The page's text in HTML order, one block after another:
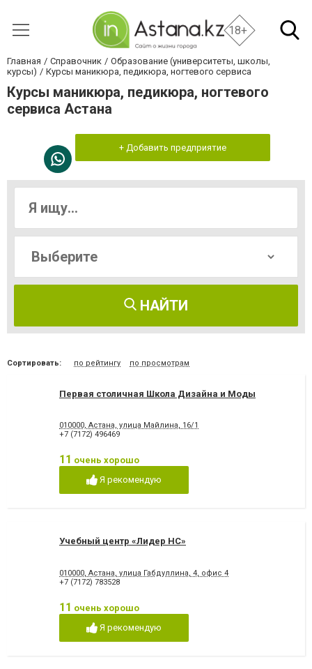
18+
Главная Справочник
Образование (университеты, школы,
курсы)
Курсы маникюра, педикюра, ногтевого сервиса
Курсы маникюра, педикюра, ногтевого
сервиса Астана
+ Добавить предприятие
НАЙТИ
Сортировать: по рейтингу по просмотрам
Первая столичная Школа Дизайна и Моды
010000, Астана, улица Майлина, 16/1
+7 (7172) 496469
11 очень хорошо
Я рекомендую
Учебный центр «Лидер НС»
010000, Астана, улица Габдуллина, 4, офис 4
+7 (7172) 783528
11 очень хорошо
Я рекомендую